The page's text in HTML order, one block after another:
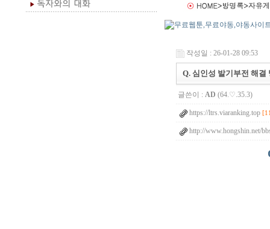
작성일 : 26-01-28 09:53
Q. 심인성 발기부전 해결
글쓴이 : AD (64.♡.35.3)
https://ltrs.viaranking.top
http://www.hongshin.net/